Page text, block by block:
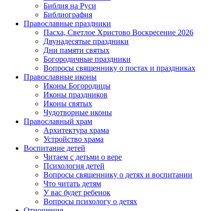
Библия на Руси
Библиография
Православные праздники
Пасха, Светлое Христово Воскресение 2026
Двунадесятые праздники
Дни памяти святых
Богородичные праздники
Вопросы священнику о постах и праздниках
Православные иконы
Иконы Богородицы
Иконы праздников
Иконы святых
Чудотворные иконы
Православный храм
Архитектура храма
Устройство храма
Воспитание детей
Читаем с детьми о вере
Психология детей
Вопросы священнику о детях и воспитании
Что читать детям
У вас будет ребенок
Вопросы психологу о детях